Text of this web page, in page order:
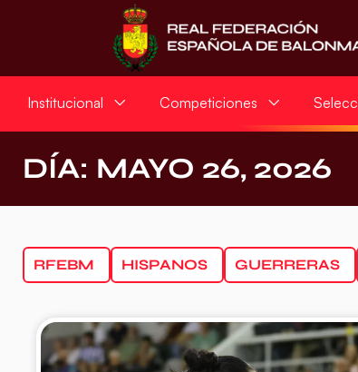
Institucional Competiciones
DÍA: MAYO 26, 2026
RFEBM HISPANOS GUERRERAS